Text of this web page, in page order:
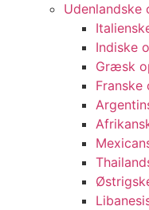
Udenlandske
Indiske
Græsk